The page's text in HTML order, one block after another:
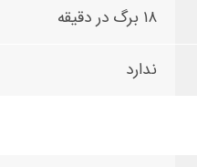
۱۸ برگ در دقیقه
ندارد